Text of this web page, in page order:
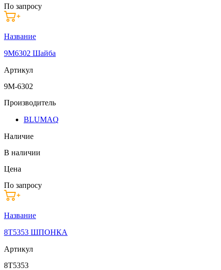
По запросу
Название
9M6302 Шайба
Артикул
9M-6302
Производитель
BLUMAQ
Наличие
В наличии
Цена
По запросу
Название
8T5353 ШПОНКА
Артикул
8T5353